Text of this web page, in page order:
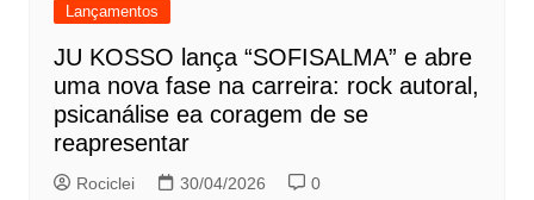
Lançamentos
JU KOSSO lança “SOFISALMA” e abre
uma nova fase na carreira: rock autoral,
psicanálise ea coragem de se
reapresentar
Rociclei 30/04/2026 0